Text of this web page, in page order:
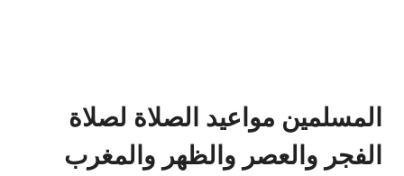
المسلمين مواعيد الصلاة لصلاة
الفجر والعصر والظهر والمغرب